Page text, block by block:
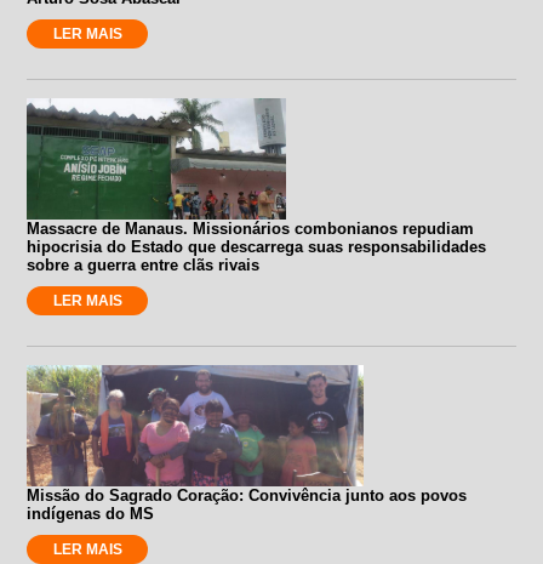
LER MAIS
Massacre de Manaus. Missionários combonianos repudiam
hipocrisia do Estado que descarrega suas responsabilidades
sobre a guerra entre clãs rivais
LER MAIS
Missão do Sagrado Coração: Convivência junto aos povos
indígenas do MS
LER MAIS